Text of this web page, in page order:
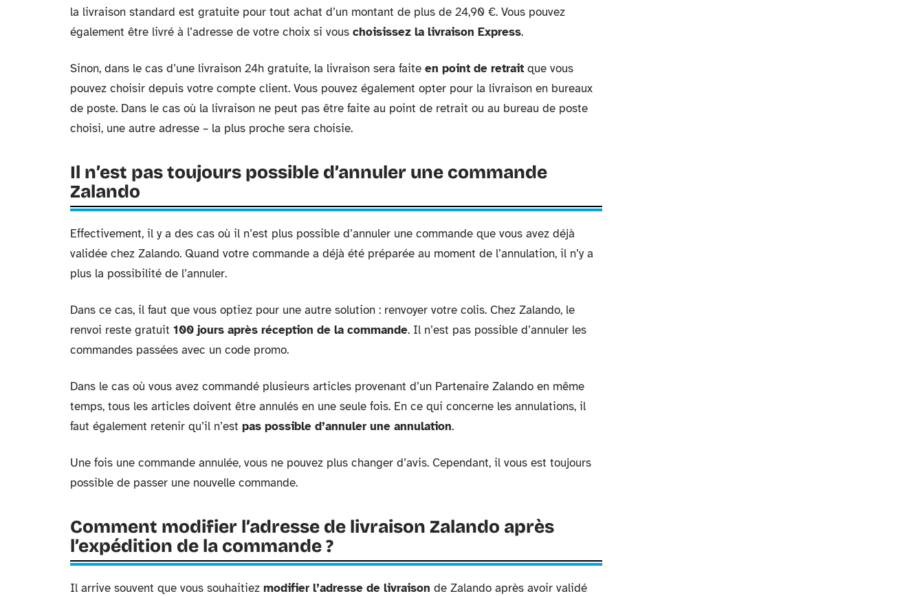
la livraison standard est gratuite pour tout achat d’un montant de plus de 24,90 €. Vous pouvez
également être livré à l’adresse de votre choix si vous choisissez la livraison Express.
Sinon, dans le cas d’une livraison 24h gratuite, la livraison sera faite en point de retrait que vous
pouvez choisir depuis votre compte client. Vous pouvez également opter pour la livraison en bureaux
de poste. Dans le cas où la livraison ne peut pas être faite au point de retrait ou au bureau de poste
choisi, une autre adresse – la plus proche sera choisie.
Il n’est pas toujours possible d’annuler une commande
Zalando
Effectivement, il y a des cas où il n’est plus possible d’annuler une commande que vous avez déjà
validée chez Zalando. Quand votre commande a déjà été préparée au moment de l’annulation, il n’y a
plus la possibilité de l’annuler.
Dans ce cas, il faut que vous optiez pour une autre solution : renvoyer votre colis. Chez Zalando, le
renvoi reste gratuit 100 jours après réception de la commande. Il n’est pas possible d’annuler les
commandes passées avec un code promo.
Dans le cas où vous avez commandé plusieurs articles provenant d’un Partenaire Zalando en même
temps, tous les articles doivent être annulés en une seule fois. En ce qui concerne les annulations, il
faut également retenir qu’il n’est pas possible d’annuler une annulation.
Une fois une commande annulée, vous ne pouvez plus changer d’avis. Cependant, il vous est toujours
possible de passer une nouvelle commande.
Comment modifier l’adresse de livraison Zalando après
l’expédition de la commande ?
Il arrive souvent que vous souhaitiez modifier l’adresse de livraison de Zalando après avoir validé